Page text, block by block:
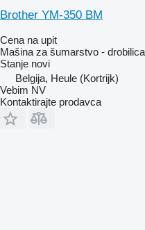
Brother YM-350 BM
Cena na upit
Mašina za šumarstvo -
Stanje novi
Belgija, Heule (Kortrijk)
Vebim NV
Kontaktirajte prodavca